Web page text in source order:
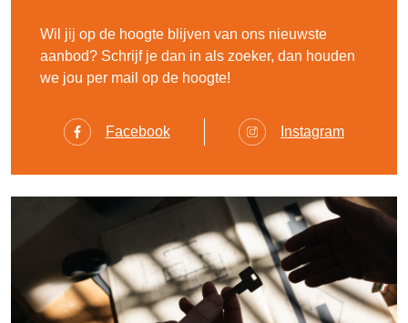
Wil jij op de hoogte blijven van ons nieuwste
aanbod? Schrijf je dan in als zoeker, dan houden
we jou per mail op de hoogte!
Facebook Instagram